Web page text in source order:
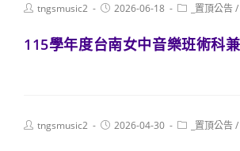
Posttngsmusic2
Post2026-06-18
Post _置頂公告/
115學年度台南女中音樂班術科
Posttngsmusic2
Post2026-04-30
Post _置頂公告/